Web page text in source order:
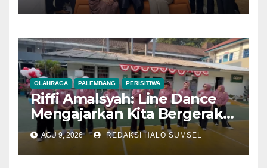
OLAHRAGA PALEMBANG PERISITIWA
Riffi Amalsyah: Line Dance
Mengajarkan Kita Bergerak
Bersama dalam Satu Irama
dan Membangun
Kebersamaan
AGU 9, 2026 REDAKSI HALO SUMSEL